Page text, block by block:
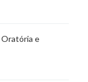
Oratória e